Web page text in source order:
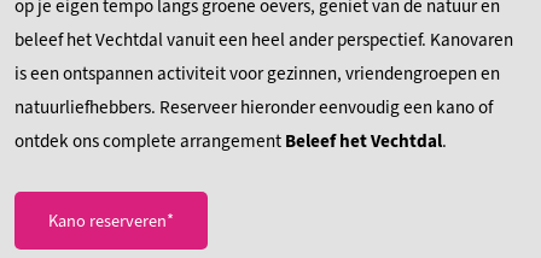
op je eigen tempo langs groene oevers, geniet van de natuur en
beleef het Vechtdal vanuit een heel ander perspectief. Kanovaren
is een ontspannen activiteit voor gezinnen, vriendengroepen en
natuurliefhebbers. Reserveer hieronder eenvoudig een kano of
ontdek ons complete arrangement Beleef het Vechtdal.
Kano reserveren*